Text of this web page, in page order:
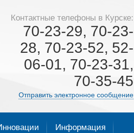
Контактные телефоны в Курске:
70-23-29, 70-23-
28, 70-23-52, 52-
06-01, 70-23-31,
70-35-45
Отправить электронное сообщение
Информация